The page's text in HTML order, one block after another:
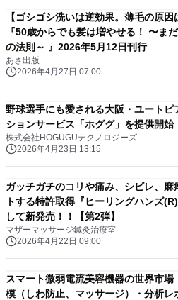
【ゴシゴシ洗いは逆効果。薄毛の原因
『50歳からでも髪は増やせる！ 〜ま
の法則～ 』2026年5月12日刊行
あさ出版
2026年4月27日 07:00
野球選手にも愛される大阪・ユート
ションサービス「ホググ」を提供開始
株式会社HOGUGUテクノロジーズ
2026年4月23日 13:15
ガッチガチのコリや痛み、シビレ、
トする特許取得『ヒーリングハンズ
して新発売！！【第2弾】
マザーマッサージ鍼灸治療室
2026年4月22日 09:00
スマート微弱電流美容機器の世界市
模（しわ防止、マッサージ）・分析レ